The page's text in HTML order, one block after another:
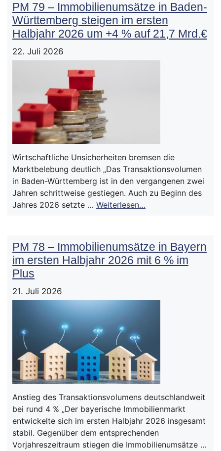
PM 79 – Immobilienumsätze in Baden-
Württemberg steigen im ersten
Halbjahr 2026 um +4 % auf 21,7 Mrd.€
22. Juli 2026
Wirtschaftliche Unsicherheiten bremsen die
Marktbelebung deutlich „Das Transaktionsvolumen
in Baden-Württemberg ist in den vergangenen zwei
Jahren schrittweise gestiegen. Auch zu Beginn des
Jahres 2026 setzte … Weiterlesen…
PM 78 – Immobilienumsätze in Bayern
im ersten Halbjahr 2026 mit 6 % im
Plus
21. Juli 2026
Anstieg des Transaktionsvolumens deutschlandweit
bei rund 4 % „Der bayerische Immobilienmarkt
entwickelte sich im ersten Halbjahr 2026 insgesamt
stabil. Gegenüber dem entsprechenden
Vorjahreszeitraum stiegen die Immobilienumsätze …